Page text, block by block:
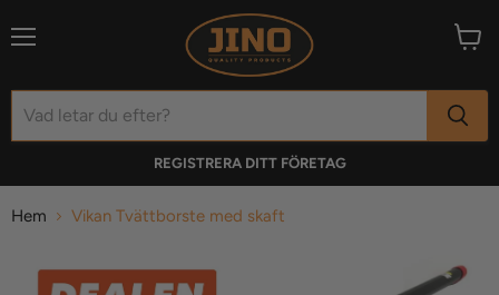
REGISTRERA DITT FÖRETAG
Hem Vikan Tvättborste med skaft